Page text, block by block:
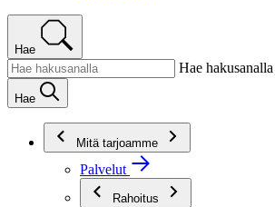
Hae
Hae hakusanalla
Hae
Mitä tarjoamme
Palvelut
Rahoitus